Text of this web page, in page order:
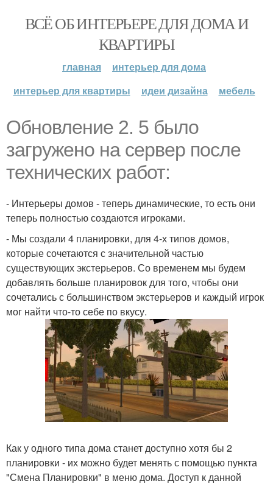
ВСЁ ОБ ИНТЕРЬЕРЕ ДЛЯ ДОМА И
КВАРТИРЫ
главная
интерьер для дома
интерьер для квартиры
идеи дизайна мебель
Обновление 2. 5 было
загружено на сервер после
технических работ:
- Интерьеры домов - теперь динамические, то есть они
теперь полностью создаются игроками.
- Мы создали 4 планировки, для 4-х типов домов,
которые сочетаются с значительной частью
существующих экстерьеров. Со временем мы будем
добавлять больше планировок для того, чтобы они
сочетались с большинством экстерьеров и каждый игрок
мог найти что-то себе по вкусу.
Как у одного типа дома станет доступно хотя бы 2
планировки - их можно будет менять с помощью пункта
"Смена Планировки" в меню дома. Доступ к данной